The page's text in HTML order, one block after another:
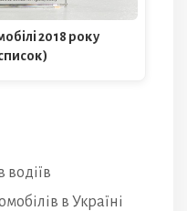
2018 року
водіїв
в Україні